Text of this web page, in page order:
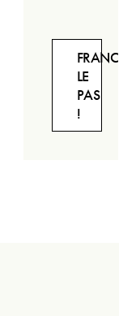
LE
PAS
!